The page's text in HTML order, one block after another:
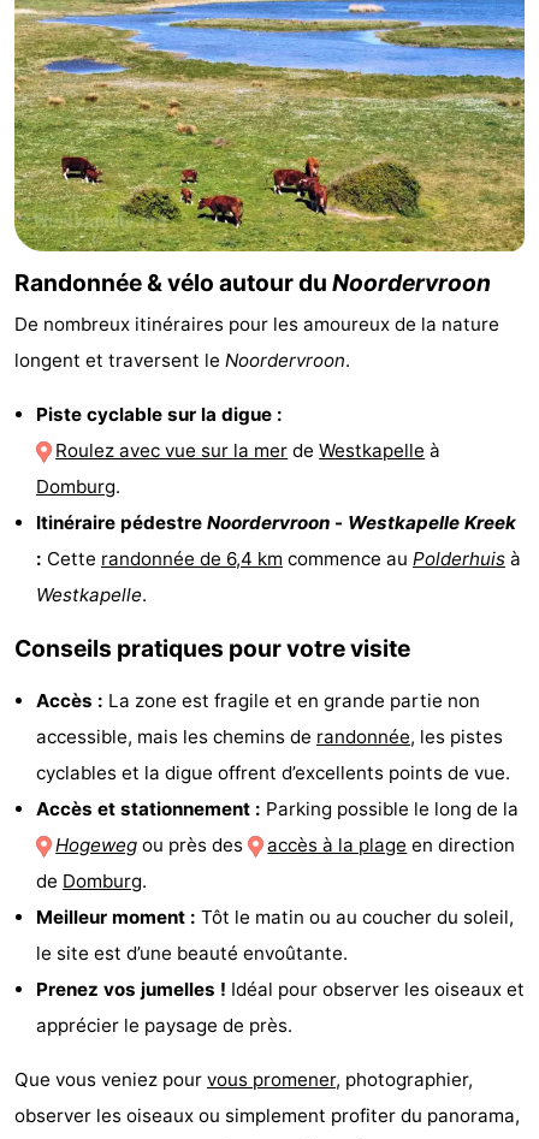
Zierikzee
-
Nature
Oosterschelde
-
Burgh
Haamstede
-
Nature
Kop
van
Schouwen
Walcheren
Veere
-
Nature
Oranjezon
-
Oostkapelle
-
Nature
de
Mantelingen
Westkapelle
-
Zoutelande
Nature
Walcherse
bos
-
Dishoek
Vlissingen
Middelburg
Zeeuws-
Vlaanderen
Nieuwvliet
Sluis
Cadzand
Nature
Het
Météo
Contact
Randonnée & vélo autour du Noordervroon
De nombreux itinéraires pour les amoureux de la nature
longent et traversent le Noordervroon.
Piste cyclable sur la digue :
Roulez avec vue sur la mer deWestkapelle à
Domburg.
Itinéraire pédestre Noordervroon - Westkapelle Kreek
: Cette randonnée de 6,4 km commence au Polderhuis à
Westkapelle.
Conseils pratiques pour votre visite
Accès : La zone est fragile et en grande partie non
accessible, mais les chemins de randonnée, les pistes
cyclables et la digue offrent d’excellents points de vue.
Accès et stationnement : Parking possible le long de la
Hogeweg ou près des accès à la plage en direction
de Domburg.
Meilleur moment : Tôt le matin ou au coucher du soleil,
le site est d’une beauté envoûtante.
Prenez vos jumelles ! Idéal pour observer les oiseaux et
apprécier le paysage de près.
Que vous veniez pour vous promener, photographier,
observer les oiseaux ou simplement profiter du panorama,